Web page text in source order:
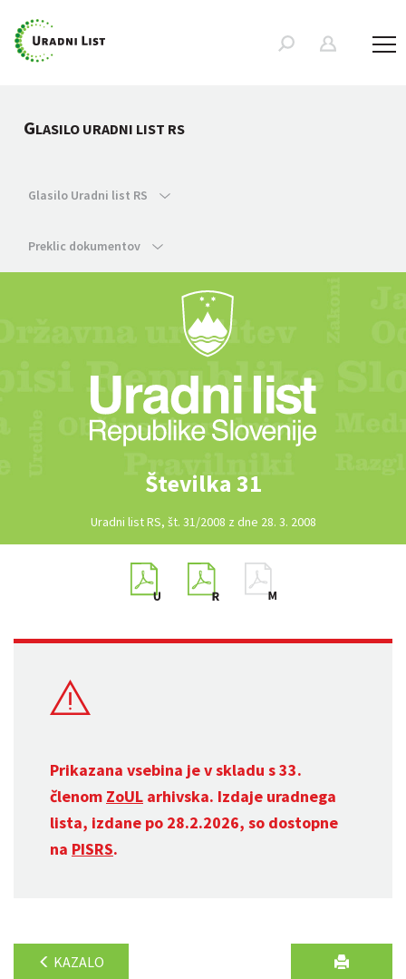
GLASILO URADNI LIST RS
Glasilo Uradni list RS
Preklic dokumentov
Številka 31
Uradni list RS, št. 31/2008 z dne 28. 3. 2008
Prikazana vsebina je v skladu s 33.
členom ZoUL arhivska. Izdaje uradnega
lista, izdane po 28.2.2026, so dostopne
na PISRS.
KAZALO